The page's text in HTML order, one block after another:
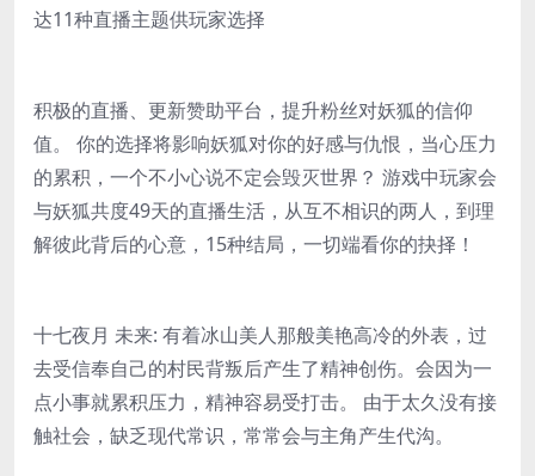
达11种直播主题供玩家选择
积极的直播、更新赞助平台，提升粉丝对妖狐的信仰
值。 你的选择将影响妖狐对你的好感与仇恨，当心压力
的累积，一个不小心说不定会毁灭世界？ 游戏中玩家会
与妖狐共度49天的直播生活，从互不相识的两人，到理
解彼此背后的心意，15种结局，一切端看你的抉择！
十七夜月 未来: 有着冰山美人那般美艳高冷的外表，过
去受信奉自己的村民背叛后产生了精神创伤。会因为一
点小事就累积压力，精神容易受打击。 由于太久没有接
触社会，缺乏现代常识，常常会与主角产生代沟。